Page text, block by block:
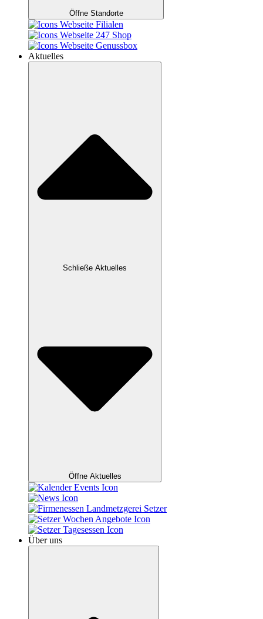
Öffne Standorte
Aktuelles
Schließe Aktuelles
Öffne Aktuelles
Über uns